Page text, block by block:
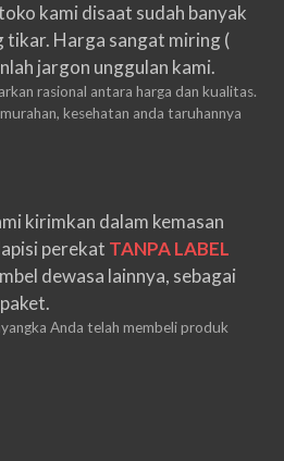
kami disaat sudah banyak
tikar. Harga sangat miring (
jargon unggulan kami.
rasional antara harga dan kualitas.
kesehatan anda taruhannya
kirimkan dalam kemasan
perekat TANPA LABEL
dewasa lainnya, sebagai
Anda telah membeli produk